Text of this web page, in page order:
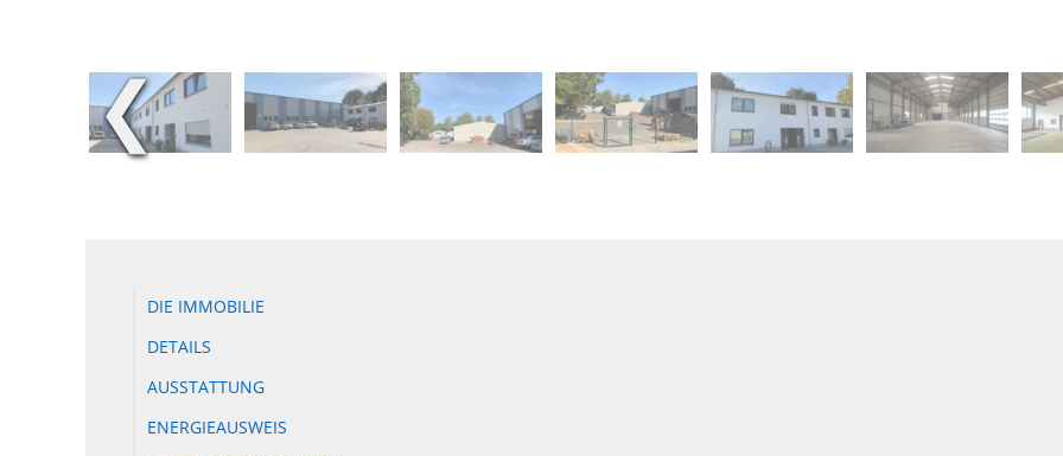
❮
DIE IMMOBILIE
DETAILS
AUSSTATTUNG
ENERGIEAUSWEIS